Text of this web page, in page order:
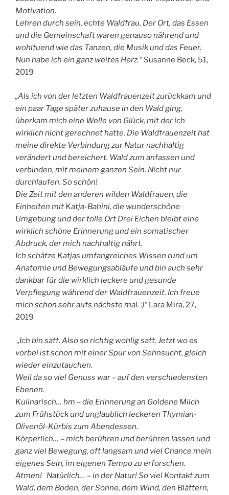
Motivation.
Lehren durch sein, echte Waldfrau. Der Ort, das Essen
und die Gemeinschaft waren genauso nährend und
wohltuend wie das Tanzen, die Musik und das Feuer.
Nun habe ich ein ganz weites Herz.“ Susanne Beck, 51,
2019
„Als ich von der letzten Waldfrauenzeit zurückkam und
ein paar Tage später zuhause in den Wald ging,
überkam mich eine Welle von Glück, mit der ich
wirklich nicht gerechnet hatte. Die Waldfrauenzeit hat
meine direkte Verbindung zur Natur nachhaltig
verändert und bereichert. Wald zum anfassen und
verbinden, mit meinem ganzen Sein. Nicht nur
durchlaufen. So schön!
Die Zeit mit den anderen wilden Waldfrauen, die
Einheiten mit Katja-Bahini, die wunderschöne
Umgebung und der tolle Ort Drei Eichen bleibt eine
wirklich schöne Erinnerung und ein somatischer
Abdruck, der mich nachhaltig nährt.
Ich schätze Katjas umfangreiches Wissen rund um
Anatomie und Bewegungsabläufe und bin auch sehr
dankbar für die wirklich leckere und gesunde
Verpflegung während der Waldfrauenzeit. Ich freue
mich schon sehr aufs nächste mal. :)“ Lara Mira, 27,
2019
„Ich bin satt. Also so richtig wohlig satt. Jetzt wo es
vorbei ist schon mit einer Spur von Sehnsucht, gleich
wieder einzutauchen.
Weil da so viel Genuss war – auf den verschiedensten
Ebenen.
Kulinarisch… hm – die Erinnerung an Goldene Milch
zum Frühstück und unglaublich leckeren Thymian-
Olivenöl-Kürbis zum Abendessen.
Körperlich… – mich berühren und berühren lassen und
ganz viel Bewegung, oft langsam und viel Chance mein
eigenes Sein, im eigenen Tempo zu erforschen.
Atmen! Natürlich… – in der Natur! So viel Kontakt zum
Wald, dem Boden, der Sonne, dem Wind, den Blättern,